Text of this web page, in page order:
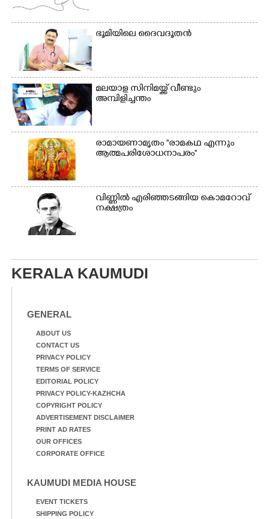
നായകൾ.
ഭൂ​മി​യി​ലെ​ ​ദൈ​വദൂതൻ
മലയാള സിനിമയ്ക്ക് വീണ്ടും
അമ്പിളിച്ചന്തം
രാമായണാമൃതം ''രാമകഥ എന്നും
ആത്മപരിശോധനാപരം''
വി​ണ്ണി​ൽ​ ​എ​രി​ഞ്ഞ​ട​ങ്ങിയ കൊ​മ​റോ​വ് ​
ന​ക്ഷ​ത്രം
KERALA KAUMUDI
GENERAL
ABOUT US
CONTACT US
PRIVACY POLICY
TERMS OF SERVICE
EDITORIAL POLICY
PRIVACY POLICY-KAZHCHA
COPYRIGHT POLICY
ADVERTISEMENT DISCLAIMER
PRINT AD RATES
OUR OFFICES
CORPORATE OFFICE
KAUMUDI MEDIA HOUSE
EVENT TICKETS
SHIPPING POLICY